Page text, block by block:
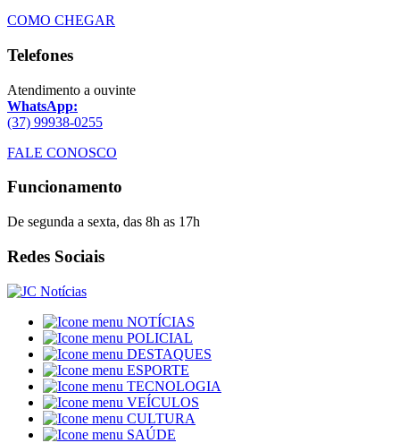
COMO CHEGAR
Telefones
Atendimento a ouvinte
WhatsApp:
(37) 99938-0255
FALE CONOSCO
Funcionamento
De segunda a sexta, das 8h as 17h
Redes Sociais
NOTÍCIAS
POLICIAL
DESTAQUES
ESPORTE
TECNOLOGIA
VEÍCULOS
CULTURA
SAÚDE